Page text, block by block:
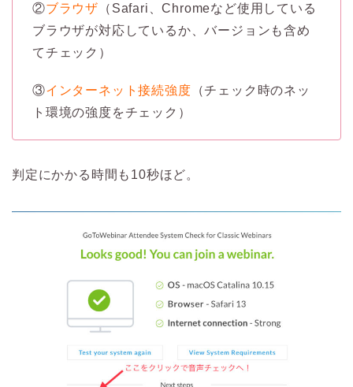
②ブラウザ （Safari、Chromeなど使用している
ブラウザが対応しているか、バージョンも含め
てチェック）
③インターネット接続強度 （チェック時のネッ
ト環境の強度をチェック）
判定にかかる時間も10秒ほど。